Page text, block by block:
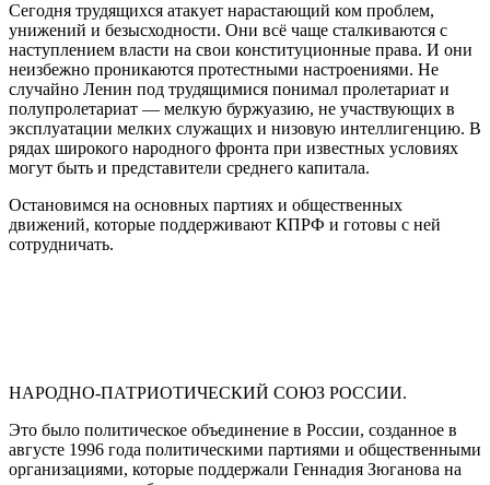
Сегодня трудящихся атакует нарастающий ком проблем,
унижений и безысходности. Они всё чаще сталкиваются с
наступлением власти на свои конституционные права. И они
неизбежно проникаются протестными настроениями. Не
случайно Ленин под трудящимися понимал пролетариат и
полупролетариат — мелкую буржуазию, не участвующих в
эксплуатации мелких служащих и низовую интеллигенцию. В
рядах широкого народного фронта при известных условиях
могут быть и представители среднего капитала.
Остановимся на основных партиях и общественных
движений, которые поддерживают КПРФ и готовы с ней
сотрудничать.
НАРОДНО-ПАТРИОТИЧЕСКИЙ СОЮЗ РОССИИ.
Это было политическое объединение в России, созданное в
августе 1996 года политическими партиями и общественными
организациями, которые поддержали Геннадия Зюганова на